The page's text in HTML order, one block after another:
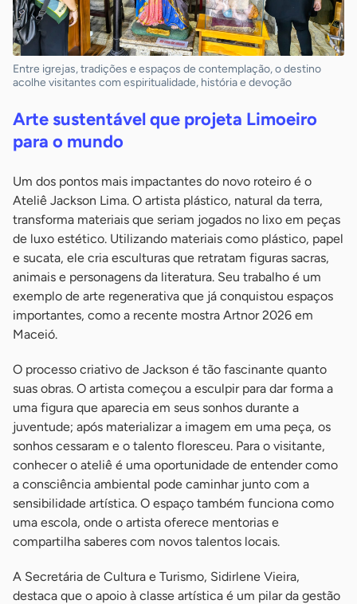
Entre igrejas, tradições e espaços de contemplação, o destino
acolhe visitantes com espiritualidade, história e devoção
Arte sustentável que projeta Limoeiro
para o mundo
Um dos pontos mais impactantes do novo roteiro é o
Ateliê Jackson Lima. O artista plástico, natural da terra,
transforma materiais que seriam jogados no lixo em peças
de luxo estético. Utilizando materiais como plástico, papel
e sucata, ele cria esculturas que retratam figuras sacras,
animais e personagens da literatura. Seu trabalho é um
exemplo de arte regenerativa que já conquistou espaços
importantes, como a recente mostra Artnor 2026 em
Maceió.
O processo criativo de Jackson é tão fascinante quanto
suas obras. O artista começou a esculpir para dar forma a
uma figura que aparecia em seus sonhos durante a
juventude; após materializar a imagem em uma peça, os
sonhos cessaram e o talento floresceu. Para o visitante,
conhecer o ateliê é uma oportunidade de entender como
a consciência ambiental pode caminhar junto com a
sensibilidade artística. O espaço também funciona como
uma escola, onde o artista oferece mentorias e
compartilha saberes com novos talentos locais.
A Secretária de Cultura e Turismo, Sidirlene Vieira,
destaca que o apoio à classe artística é um pilar da gestão